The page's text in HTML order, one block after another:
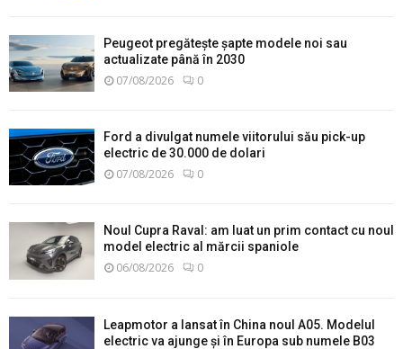
Peugeot pregătește șapte modele noi sau
actualizate până în 2030
07/08/2026 0
Ford a divulgat numele viitorului său pick-up
electric de 30.000 de dolari
07/08/2026 0
Noul Cupra Raval: am luat un prim contact cu noul
model electric al mărcii spaniole
06/08/2026 0
Leapmotor a lansat în China noul A05. Modelul
electric va ajunge și în Europa sub numele B03